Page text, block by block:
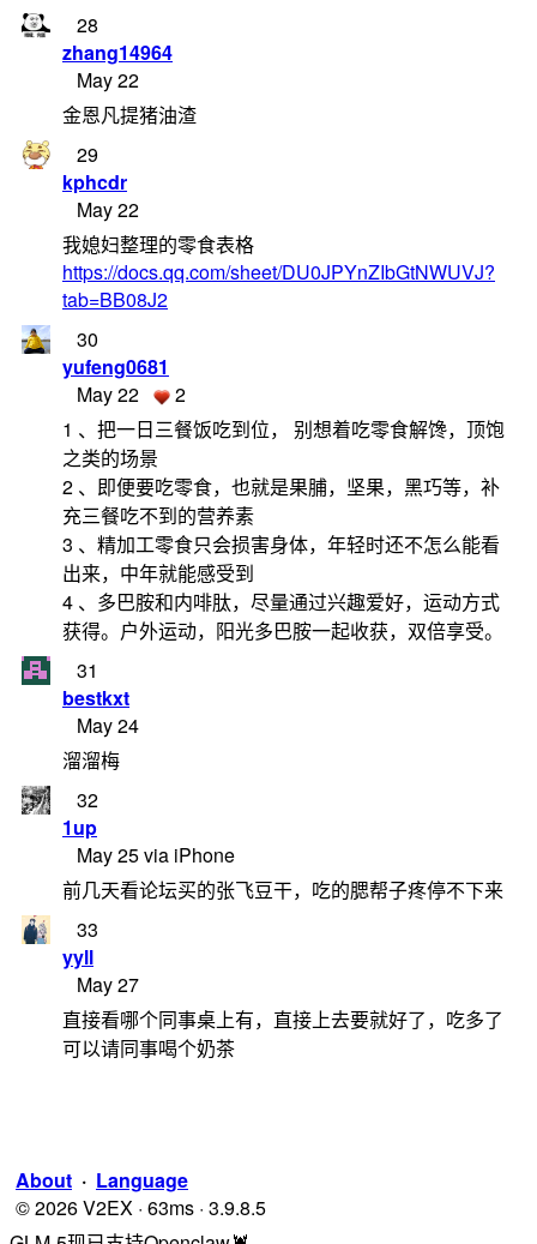
28
zhang14964
May 22
金恩凡提猪油渣
29
kphcdr
May 22
我媳妇整理的零食表格
https://docs.qq.com/sheet/DU0JPYnZIbGtNWUVJ?
tab=BB08J2
30
yufeng0681
May 22
2
1 、把一日三餐饭吃到位， 别想着吃零食解馋，顶饱
之类的场景
2 、即便要吃零食，也就是果脯，坚果，黑巧等，补
充三餐吃不到的营养素
3 、精加工零食只会损害身体，年轻时还不怎么能看
出来，中年就能感受到
4 、多巴胺和内啡肽，尽量通过兴趣爱好，运动方式
获得。户外运动，阳光多巴胺一起收获，双倍享受。
31
bestkxt
May 24
溜溜梅
32
1up
May 25 via iPhone
前几天看论坛买的张飞豆干，吃的腮帮子疼停不下来
33
yyll
May 27
直接看哪个同事桌上有，直接上去要就好了，吃多了
可以请同事喝个奶茶
About · Language
© 2026 V2EX · 63ms · 3.9.8.5